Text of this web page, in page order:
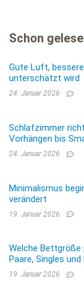
Schon
Gute Luft,
unterschätzt wird
24. Januar 2026
Schlafzimmer
Vorhängen bis
24. Januar 2026
Minimalismus
verändert
19. Januar 2026
Welche
Paare, Singles und
19. Januar 2026